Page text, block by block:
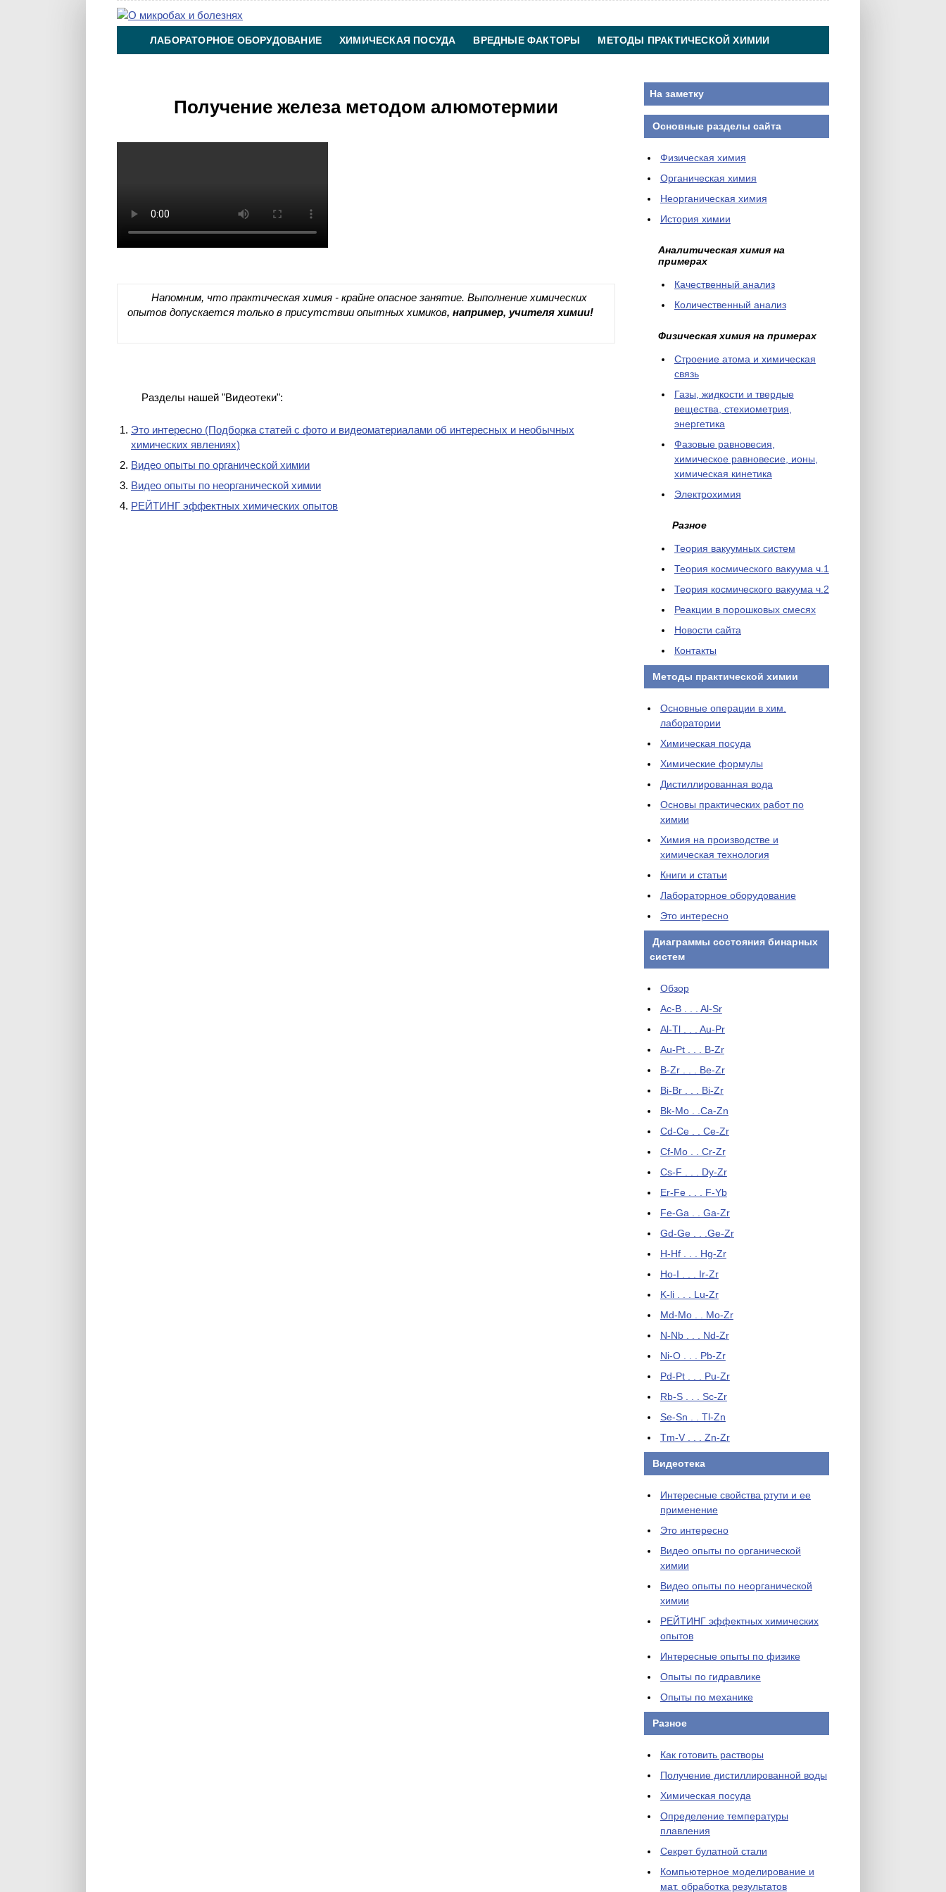
ЛАБОРАТОРНОЕ ОБОРУДОВАНИЕ ХИМИЧЕСКАЯ ПОСУДА ВРЕДНЫЕ ФАКТОРЫ МЕТОДЫ ПРАКТИЧЕСКОЙ ХИМИИ
Получение железа методом алюмотермии
Напомним, что практическая химия - крайне опасное занятие. Выполнение химических
опытов допускается только в присутствии опытных химиков, например, учителя химии!
Разделы нашей "Видеотеки":
Это интересно (Подборка статей с фото и видеоматериалами об интересных и необычных
химических явлениях)
Видео опыты по органической химии
Видео опыты по неорганической химии
РЕЙТИНГ эффектных химических опытов
На заметку
Основные разделы сайта
Физическая химия
Органическая химия
Неорганическая химия
История химии
Аналитическая химия на
примерах
Качественный анализ
Количественный анализ
Физическая химия на примерах
Cтроение атома и химическая
связь
Газы, жидкости и твердые
вещества, стехиометрия,
энергетика
Фазовые равновесия,
химическое равновесие, ионы,
химическая кинетика
Электрохимия
Разное
Теория вакуумных систем
Теория космического вакуума ч.1
Теория космического вакуума ч.2
Реакции в порошковых смесях
Новости сайта
Контакты
Методы практической химии
Основные операции в хим.
лаборатории
Химическая посуда
Химические формулы
Дистиллированная вода
Основы практических работ по
химии
Химия на производстве и
химическая технология
Книги и статьи
Лабораторное оборудование
Это интересно
Диаграммы состояния бинарных
систем
Обзор
Ac-B . . . Al-Sr
Al-Tl . . . Au-Pr
Au-Pt . . . B-Zr
B-Zr . . . Be-Zr
Bi-Br . . . Bi-Zr
Bk-Mo . .Ca-Zn
Cd-Ce . . Ce-Zr
Cf-Mo . . Cr-Zr
Cs-F . . . Dy-Zr
Er-Fe . . . F-Yb
Fe-Ga . . Ga-Zr
Gd-Ge . . .Ge-Zr
H-Hf . . . Hg-Zr
Ho-I . . . Ir-Zr
K-li . . . Lu-Zr
Md-Mo . . Mo-Zr
N-Nb . . . Nd-Zr
Ni-O . . . Pb-Zr
Pd-Pt . . . Pu-Zr
Rb-S . . . Sc-Zr
Se-Sn . . Tl-Zn
Tm-V . . . Zn-Zr
Видеотека
Интересные свойства ртути и ее
применение
Это интересно
Видео опыты по органической
химии
Видео опыты по неорганической
химии
РЕЙТИНГ эффектных химических
опытов
Интересные опыты по физике
Опыты по гидравлике
Опыты по механике
Разное
Как готовить растворы
Получение дистиллированной воды
Химическая посуда
Определение температуры
плавления
Секрет булатной стали
Компьютерное моделирование и
мат. обработка результатов